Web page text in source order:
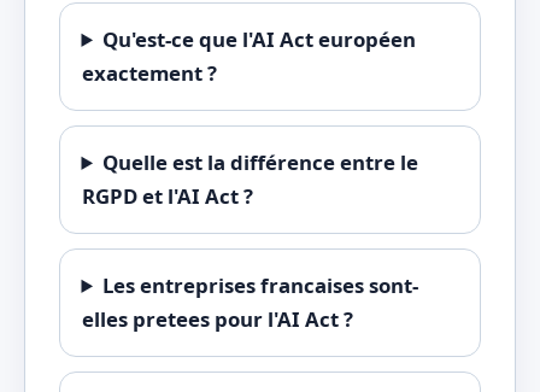
Qu'est-ce que l'AI Act européen
exactement ?
Quelle est la différence entre le
RGPD et l'AI Act ?
Les entreprises francaises sont-
elles pretees pour l'AI Act ?